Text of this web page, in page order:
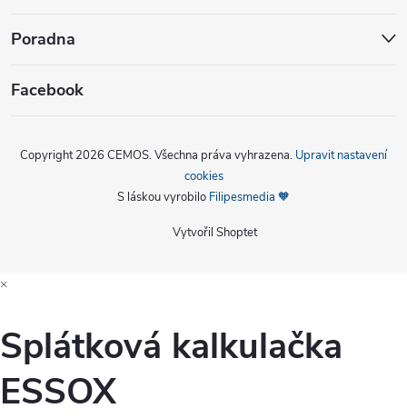
Poradna
Facebook
Vytvořil Shoptet
Copyright 2026 CEMOS. Všechna práva vyhrazena. Upravit nastavení
cookies
S láskou vyrobilo Filipesmedia 🧡
×
Splátková kalkulačka
ESSOX